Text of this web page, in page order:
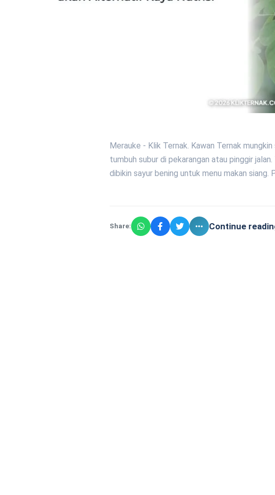
Merauke - Klik Ternak. Kawan Ternak
tumbuh subur di pekarangan atau pinggir
dibikin sayur bening untuk menu makan siang.
Share: Continue